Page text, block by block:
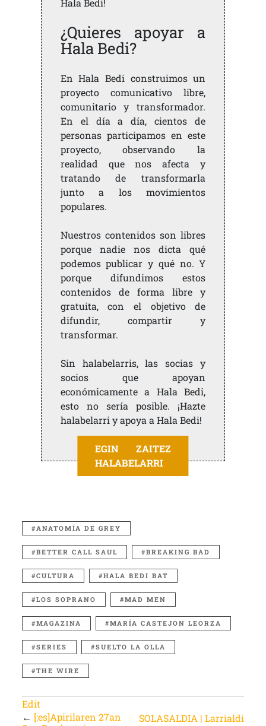
Hala Bedi!
¿Quieres apoyar a
Hala Bedi?
En Hala Bedi construimos un
proyecto comunicativo libre,
comunitario y transformador.
En el día a día, cientos de
personas participamos en este
proyecto, observando la
realidad que nos afecta y
tratando de transformarla
junto a los movimientos
populares.
Nuestros contenidos son libres
porque nadie nos dicta qué
podemos publicar y qué no. Y
porque difundimos estos
contenidos de forma libre y
gratuita, con el objetivo de
difundir, compartir y
transformar.
Sin halabelarris, las socias y
socios que apoyan
económicamente a Hala Bedi,
esto no sería posible. ¡Hazte
halabelarri y apoya a Hala Bedi!
EGIN ZAITEZ
HALABELARRI
ANATOMÍA DE GREY
BETTER CALL SAUL BREAKING BAD
CULTURA HALA BEDI BAT
LOS SOPRANO MAD MEN
MAGAZINA MARÍA CASTEJON LEORZA
SERIES SUELTO LA OLLA
THE WIRE
Edit
← [:es]Apirilaren 27an
SOLASALDIA | Larrialdi